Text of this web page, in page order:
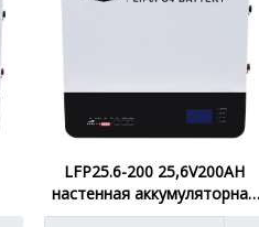
LFP25.6-200 25,6V200AH
настенная аккумуляторная
батарея